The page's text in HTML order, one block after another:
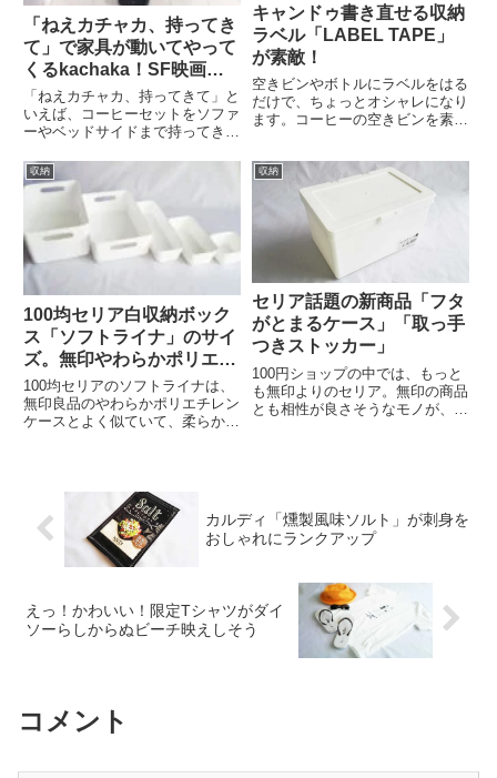
「ねえカチャカ、持ってき
て」で家具が動いてやって
くるkachaka！SF映画の
世界が自宅に
「ねえカチャカ、持ってきて」と
いえば、コーヒーセットをソファ
ーやベッドサイドまで持ってきて
た世界がまもなく自宅にやってく
るかもしれません。スマートファ
ニチャー・プラットフォーム「カ
チャカ」kachaka企業の倉...
キャンドゥ書き直せる収納
ラベル「LABEL TAPE」
が素敵！
空きビンやボトルにラベルをはる
だけで、ちょっとオシャレになり
ます。コーヒーの空きビンを素敵
はがしたら、立派な空きビンに。
なんの変哲もない空きビンです
が、100均キャン★ドゥの「LA...
収納
100均セリア白収納ボック
ス「ソフトライナ」のサイ
ズ。無印やわらかポリエチ
レンケース似
100均セリアのソフトライナは、
無印良品のやわらかポリエチレン
ケースとよく似ていて、柔らかい
アソフトライナのトレータイプは
3種類。L、M、Sです。机の...
収納
セリア話題の新商品「フタ
がとまるケース」「取っ手
つきストッカー」
100円ショップの中では、もっと
も無印よりのセリア。無印の商品
とも相性が良さそうなモノが、ま
い、...
カルディ「燻製風味ソルト」が刺身を
おしゃれにランクアップ
えっ！かわいい！限定Tシャツがダイ
ソーらしからぬビーチ映えしそう
コメント